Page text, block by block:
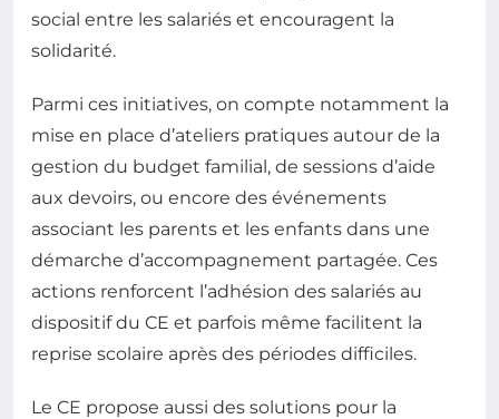
social entre les salariés et encouragent la
solidarité.
Parmi ces initiatives, on compte notamment la
mise en place d’ateliers pratiques autour de la
gestion du budget familial, de sessions d’aide
aux devoirs, ou encore des événements
associant les parents et les enfants dans une
démarche d’accompagnement partagée. Ces
actions renforcent l’adhésion des salariés au
dispositif du CE et parfois même facilitent la
reprise scolaire après des périodes difficiles.
Le CE propose aussi des solutions pour la